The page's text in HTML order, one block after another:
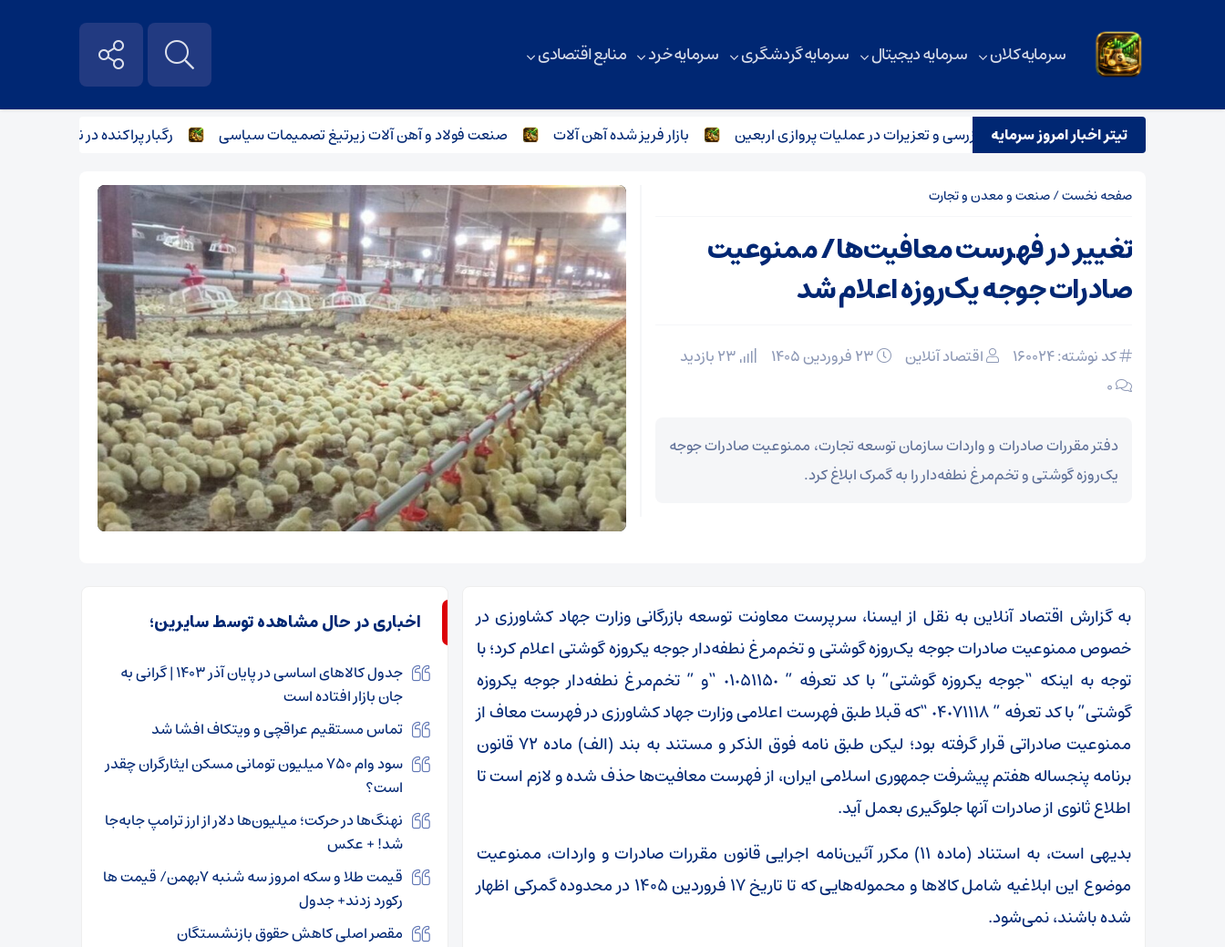
سرمایه کلان سرمایه دیجیتال سرمایه گردشگری سرمایه خرد منابع اقتصادی
تیتر اخبار امروز سرمایه
مشترک نظارتی سازمان هواپیمایی، بازرسی و تعزیرات در عملیات پروازی اربعین بازار فریز شده آهن آلات صنعت فولاد و آهن آلات زیر‌تیغ تصمیمات سیاسی رگبار پراکنده در نیمه شمالی
صفحه نخست/صنعت و معدن و تجارت
تغییر در فهرست معافیت‌ها/ ممنوعیت
صادرات جوجه یک‌روزه اعلام شد
کد نوشته: 160024 اقتصاد آنلاین
۰
دفتر مقررات صادرات و واردات سازمان توسعه تجارت، ممنوعیت صادرات جوجه
یک‌روزه گوشتی و تخم‌مرغ نطفه‌دار را به گمرک ابلاغ کرد.
به گزارش اقتصاد آنلاین به نقل از ایسنا، سرپرست معاونت توسعه بازرگانی وزارت جهاد کشاورزی در
خصوص ممنوعیت صادرات جوجه یک‌روزه گوشتی و تخم‌مرغ نطفه‌دار جوجه یکروزه گوشتی اعلام کرد؛ با
توجه به اینکه “جوجه یکروزه گوشتی” با کد تعرفه ” ٠١٠۵١١۵٠ “و ” تخم‌مرغ نطفه‌دار جوجه یکروزه
گوشتی” با کد تعرفه ” ٠۴٠٧١١١٨ “که قبلا طبق فهرست اعلامی وزارت جهاد کشاورزی در فهرست معاف از
ممنوعیت صادراتی قرار گرفته بود؛ لیکن طبق نامه فوق الذکر و مستند به بند (الف) ماده ٧٢ قانون
برنامه پنجساله هفتم پیشرفت جمهوری اسلامی ایران، از فهرست معافیت‌ها حذف شده و لازم است تا
اطلاع ثانوی از صادرات آنها جلوگیری بعمل آید.
بدیهی است، به استناد (ماده ١١) مکرر آئین‌نامه اجرایی قانون مقررات صادرات و واردات، ممنوعیت
موضوع این ابلاغیه شامل کالا‌ها و محموله‌هایی که تا تاریخ ۱۷ فروردین ۱۴۰۵ در محدوده گمرکی اظهار
شده باشند، نمی‌شود.
اخباری در حال مشاهده توسط سایرین؛
جدول کالاهای اساسی در پایان آذر ۱۴۰۳ | گرانی به
جان بازار افتاده است
تماس مستقیم عراقچی و ویتکاف افشا شد
سود وام ۷۵۰ میلیون تومانی مسکن ایثارگران چقدر
است؟
نهنگ‌ها در حرکت؛ میلیون‌ها دلار از ارز ترامپ جابه‌جا
شد! + عکس
قیمت طلا و سکه امروز سه شنبه ۷بهمن/ قیمت ها
رکورد زدند+ جدول
مقصر اصلی کاهش حقوق بازنشستگان